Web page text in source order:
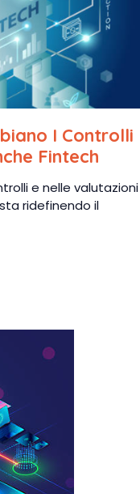
I Controlli
Fintech
e nelle valutazioni
ridefinendo il